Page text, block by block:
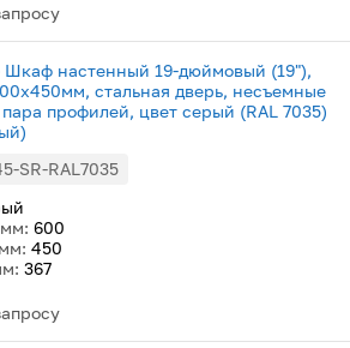
Шкаф настенный 19-дюймовый (19"),
стальная дверь, несъемные
профилей, цвет серый (RAL 7035)
SR-RAL7035
600
450
367